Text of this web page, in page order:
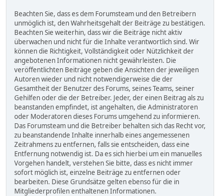
Beachten Sie, dass es dem Forumsteam und den Betreibern
unmöglich ist, den Wahrheitsgehalt der Beiträge zu bestätigen.
Beachten Sie weiterhin, dass wir die Beiträge nicht aktiv
überwachen und nicht für die Inhalte verantwortlich sind. Wir
können die Richtigkeit, Vollständigkeit oder Nützlichkeit der
angebotenen Informationen nicht gewährleisten. Die
veröffentlichten Beiträge geben die Ansichten der jeweiligen
Autoren wieder und nicht notwendigerweise die der
Gesamtheit der Benutzer des Forums, seines Teams, seiner
Gehilfen oder die der Betreiber. Jeder, der einen Beitrag als zu
beanstanden empfindet, ist angehalten, die Administratoren
oder Moderatoren dieses Forums umgehend zu informieren.
Das Forumsteam und die Betreiber behalten sich das Recht vor,
zu beanstandende Inhalte innerhalb eines angemessenen
Zeitrahmens zu entfernen, falls sie entscheiden, dass eine
Entfernung notwendig ist. Da es sich hierbei um ein manuelles
Vorgehen handelt, verstehen Sie bitte, dass es nicht immer
sofort möglich ist, einzelne Beiträge zu entfernen oder
bearbeiten. Diese Grundsätze gelten ebenso für die in
Mitgliederprofilen enthaltenen Informationen.